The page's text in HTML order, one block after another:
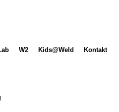
W2 Kids@Weld Kontakt